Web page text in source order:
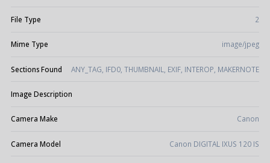
File Type 2
Mime Type image/jpeg
Sections Found ANY_TAG, IFD0, THUMBNAIL, EXIF, INTEROP, MAKERNOTE
Image Description
Camera Make Canon
Camera Model Canon DIGITAL IXUS 120 IS